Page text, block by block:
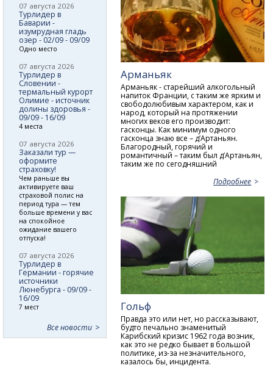
Арманьяк
Арманьяк - старейший алкогольный
напиток Франции, с таким же ярким и
свободолюбивым характером, как и
народ, который на протяжении
многих веков его производит:
гасконцы. Как минимум одного
гасконца знаю все – д’Артаньян.
Благородный, горячий и
романтичный – таким был д’Артаньян,
таким же по сегодняшний
Подробнее
Гольф
Правда это или нет, но рассказывают,
будто печально знаменитый
Карибский кризис 1962 года возник,
как это не редко бывает в большой
политике, из-за незначительного,
казалось бы, инцидента.
07 августа 2026
Турлидер в
Баварии -
изумрудная гладь
озер - 02/09 - 09/09
Одно место
07 августа 2026
Турлидер в
Словении -
термальный курорт
Олимие - источник
долины здоровья -
09/09 - 16/09
4 места
07 августа 2026
Заказали тур —
оформите
страховку!
Чем раньше вы
активируете ваш
страховой полис на
период тура — тем
больше времени у вас
на спокойное
ожидание вашего
отпуска!
07 августа 2026
Турлидер в
Германии - горячие
источники
Люнебурга - 09/09 -
16/09
7 мест
Все новости